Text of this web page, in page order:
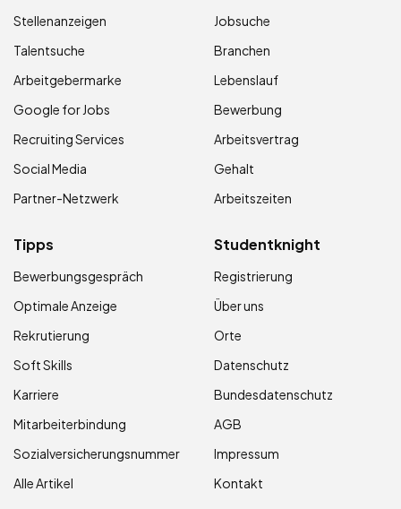
Stellenanzeigen
Talentsuche
Arbeitgebermarke
Google for Jobs
Recruiting Services
Social Media
Partner-Netzwerk
Jobsuche
Branchen
Lebenslauf
Bewerbung
Arbeitsvertrag
Gehalt
Arbeitszeiten
Tipps
Bewerbungsgespräch
Optimale Anzeige
Rekrutierung
Soft Skills
Karriere
Mitarbeiterbindung
Sozialversicherungsnummer
Alle Artikel
Studentknight
Registrierung
Über uns
Orte
Datenschutz
Bundesdatenschutz
AGB
Impressum
Kontakt